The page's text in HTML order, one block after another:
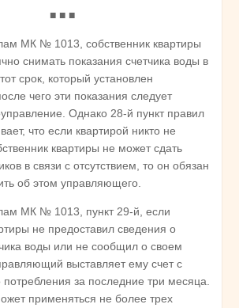
■ ■ ■
МК № 1013, собственник квартиры
снимать показания счетчика воды в
срок, который установлен
чего эти показания следует
Однако 28-й пункт правил
что если квартирой никто не
квартиры не может сдать
в связи с отсутствием, то он обязан
об этом управляющего.
МК № 1013, пункт 29-й, если
не предоставил сведения о
воды или не сообщил о своем
выставляет ему счет с
потребления за последние три месяца.
применяться не более трех